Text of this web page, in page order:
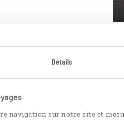
Détails
navigation sur notre site et